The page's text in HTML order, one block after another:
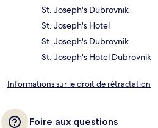
St. Joseph's Dubrovnik
St. Joseph's Hotel
St. Joseph's Dubrovnik
St. Joseph's Hotel Dubrovnik
Informations sur le droit de rétractation
Foire aux questions